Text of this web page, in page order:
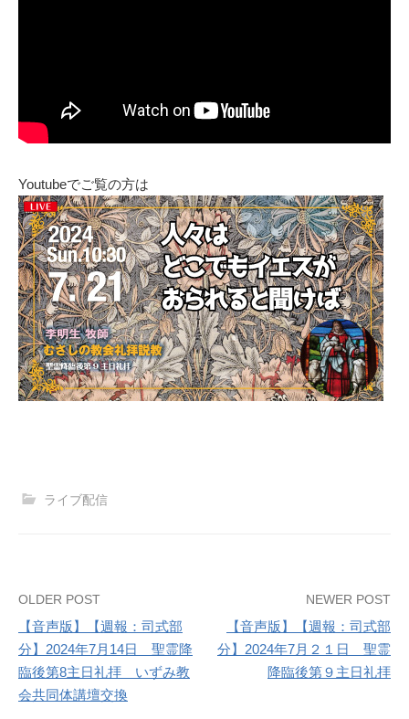
Youtubeでご覧の方は
ライブ配信
Post
navigation
OLDER POST
【音声版】【週報：司式部
分】2024年7月14日 聖霊降
臨後第8主日礼拝 いずみ教
会共同体講壇交換
NEWER POST
【音声版】【週報：司式部
分】2024年7月２１日 聖霊
降臨後第９主日礼拝